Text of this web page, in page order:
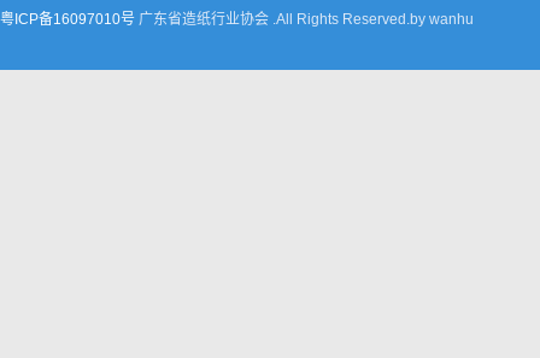
粤ICP备16097010号 广东省造纸行业协会 .All Rights Reserved.by wanhu